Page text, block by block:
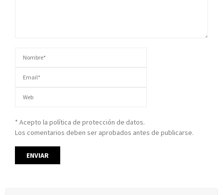
* Acepto la política de protección de datos.
Los comentarios deben ser aprobados antes de publicarse.